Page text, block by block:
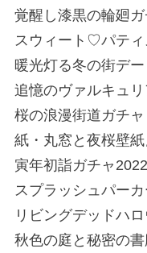
覚醒し漆黒の輪廻ガ
スウィート♡パティ
暖光灯る冬の街デー
追憶のヴァルキュリ
桜の浪漫街道ガチ
紙・丸窓と夜桜壁紙
寅年初詣ガチャ2022
スプラッシュパーカ
リビングデッドハ
秋色の庭と秘密の書